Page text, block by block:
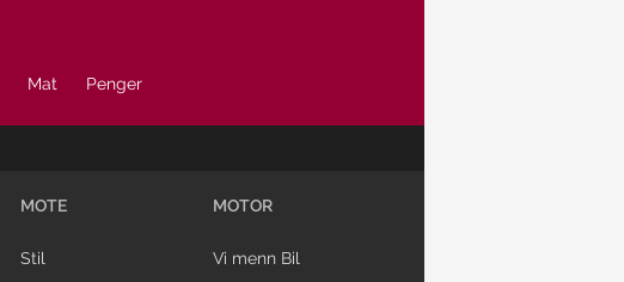
Mat Penger
MOTE
Stil
MOTOR
Vi menn Bil